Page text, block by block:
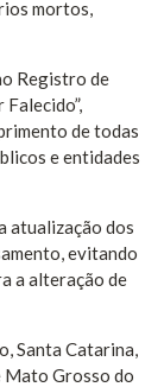
mortos,
Registro de
de todas
e entidades
atualização dos
evitando
a alteração de
Santa Catarina,
Mato Grosso do